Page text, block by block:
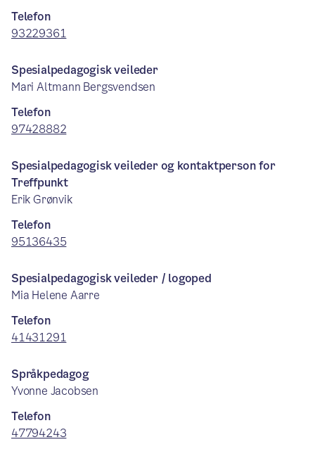
Telefon
93229361
Spesialpedagogisk veileder
Mari Altmann Bergsvendsen
Telefon
97428882
Spesialpedagogisk veileder og kontaktperson for
Treffpunkt
Erik Grønvik
Telefon
95136435
Spesialpedagogisk veileder / logoped
Mia Helene Aarre
Telefon
41431291
Språkpedagog
Yvonne Jacobsen
Telefon
47794243